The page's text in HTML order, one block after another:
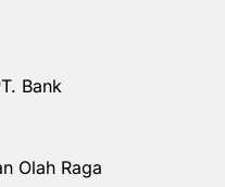
Bank
Olah Raga